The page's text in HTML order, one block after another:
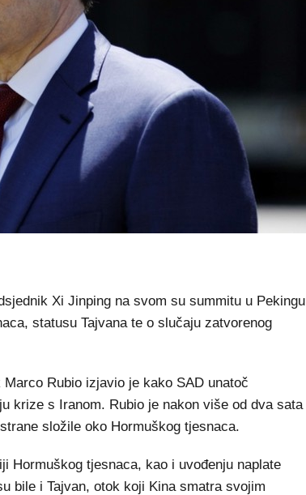
Xi Jinping na svom su summitu u Pekingu
statusu Tajvana te o slučaju zatvorenog
Rubio izjavio je kako SAD unatoč
krize s Iranom. Rubio je nakon više od dva sata
složile oko Hormuškog tjesnaca.
Hormuškog tjesnaca, kao i uvođenju naplate
bile i Tajvan, otok koji Kina smatra svojim